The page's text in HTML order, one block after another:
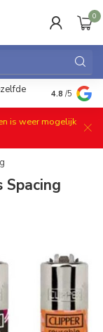
0
Gratis
4.8 /5
is weer mogelijk